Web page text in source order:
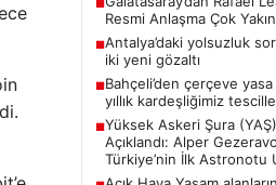
■
iki yeni gözaltı
■Bahçeli’den çerçeve yasa
yıllık kardeşliğimiz
■Yüksek Askeri Şura (YAŞ)
Açıklandı: Alper
Türkiye’nin İlk Astronotu
Açık Hava Yaşam
bahçe mutfağı Tasarımları